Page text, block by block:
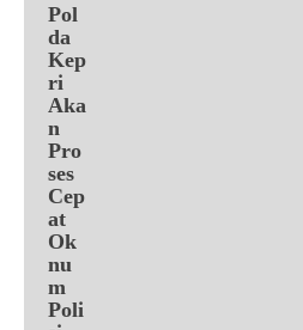
Pol
da
Kep
ri
Aka
n
Pro
ses
Cep
at
Ok
nu
m
Poli